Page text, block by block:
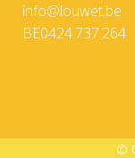
info@louwet.be
BE0424.737.264
©